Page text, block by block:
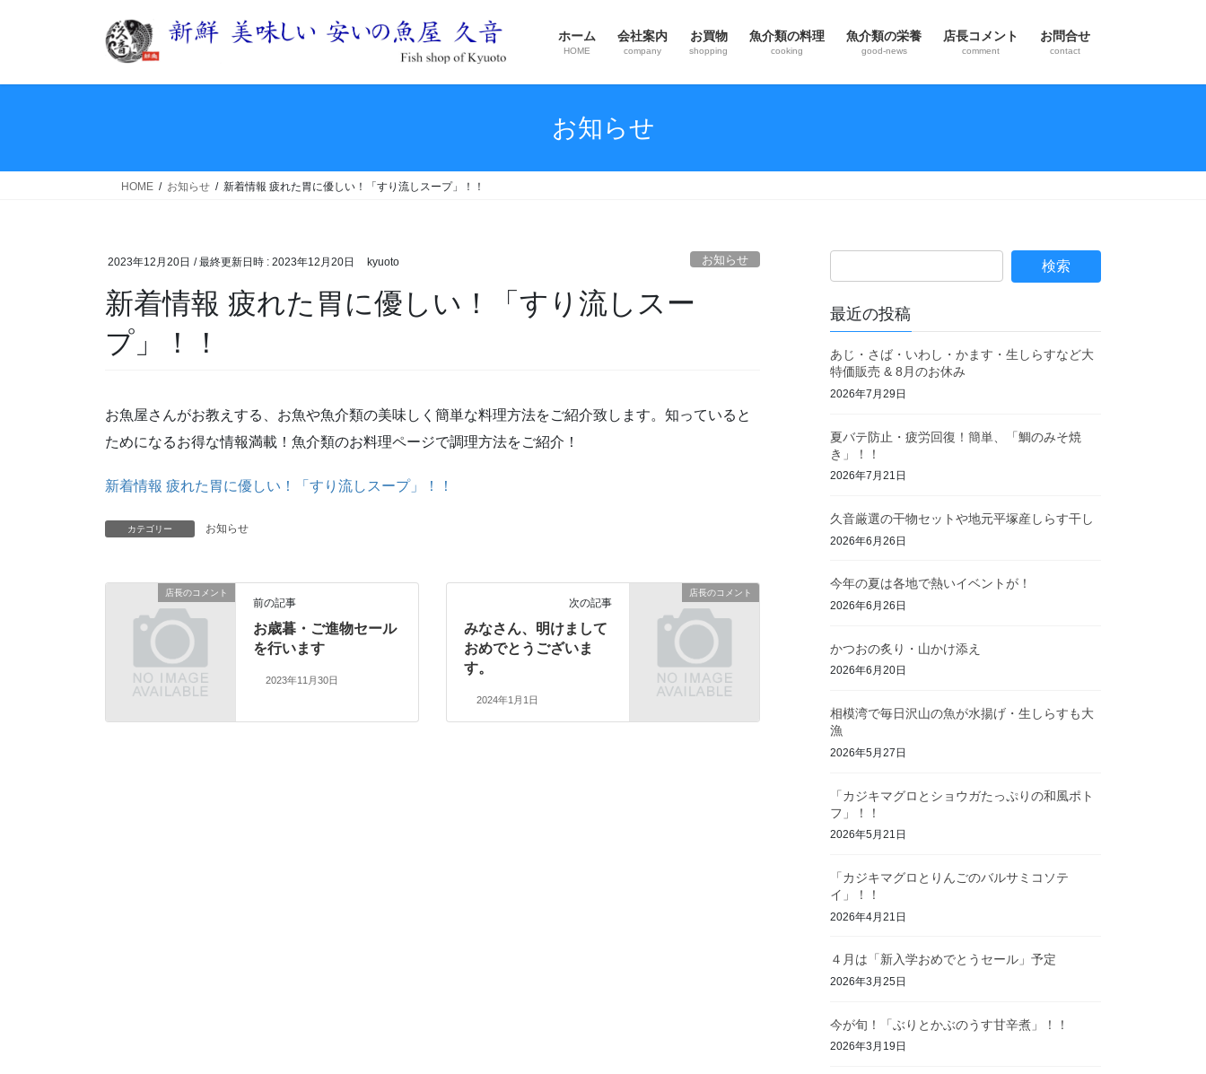
ホーム
HOME
会社案内
company
お買物
shopping
魚介類の料理
cooking
魚介類の栄養
good-news
店長コメント
comment
お問合せ
contact
お知らせ
HOME お知らせ 新着情報 疲れた胃に優しい！「すり流しスープ」！！
2023年12月20日 / 最終更新日時 : 2023年12月20日 kyuoto お知らせ
新着情報 疲れた胃に優しい！「すり流しスー
プ」！！
お魚屋さんがお教えする、お魚や魚介類の美味しく簡単な料理方法をご紹介致します。知っていると
ためになるお得な情報満載！魚介類のお料理ページで調理方法をご紹介！
新着情報 疲れた胃に優しい！「すり流しスープ」！！
カテゴリー お知らせ
店長のコメント
前の記事
お歳暮・ご進物セール
を行います
2023年11月30日
店長のコメント
次の記事
みなさん、明けまして
おめでとうございま
す。
2024年1月1日
最近の投稿
あじ・さば・いわし・かます・生しらすなど大
特価販売 & 8月のお休み
2026年7月29日
夏バテ防止・疲労回復！簡単、「鯛のみそ焼
き」！！
2026年7月21日
久音厳選の干物セットや地元平塚産しらす干し
2026年6月26日
今年の夏は各地で熱いイベントが！
2026年6月26日
かつおの炙り・山かけ添え
2026年6月20日
相模湾で毎日沢山の魚が水揚げ・生しらすも大
漁
2026年5月27日
「カジキマグロとショウガたっぷりの和風ポト
フ」！！
2026年5月21日
「カジキマグロとりんごのバルサミコソテ
イ」！！
2026年4月21日
４月は「新入学おめでとうセール」予定
2026年3月25日
今が旬！「ぶりとかぶのうす甘辛煮」！！
2026年3月19日